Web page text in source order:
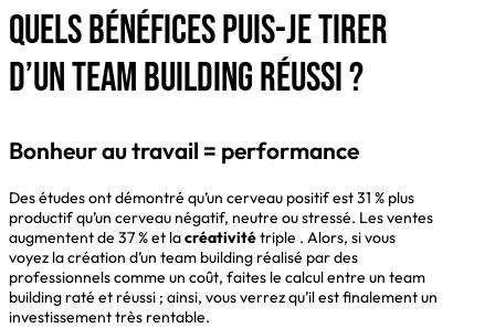
Quels bénéfices puis-je tirer
d’un team building réussi ?
Bonheur au travail = performance
Des études ont démontré qu’un cerveau positif est 31 % plus
productif qu’un cerveau négatif, neutre ou stressé. Les ventes
augmentent de 37 % et lacréativitétriple . Alors, si vous
voyez la création d’un team building réalisé par des
professionnels comme un coût, faites le calcul entre un team
building raté et réussi ; ainsi, vous verrez qu’il est finalement un
investissement très rentable.